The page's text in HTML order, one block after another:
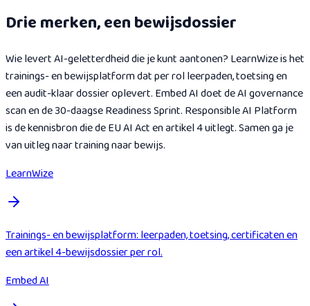
Drie merken, een bewijsdossier
Wie levert AI-geletterdheid die je kunt aantonen? LearnWize is het
trainings- en bewijsplatform dat per rol leerpaden, toetsing en
een audit-klaar dossier oplevert. Embed AI doet de AI governance
scan en de 30-daagse Readiness Sprint. Responsible AI Platform
is de kennisbron die de EU AI Act en artikel 4 uitlegt. Samen ga je
van uitleg naar training naar bewijs.
LearnWize
Trainings- en bewijsplatform: leerpaden, toetsing, certificaten en
een artikel 4-bewijsdossier per rol.
Embed AI